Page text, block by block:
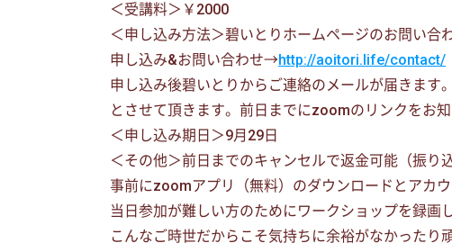
＜受講料＞￥2000
＜申し込み方法＞碧いとりホームページのお問い合
申し込み&お問い合わせ→http://aoitori.life/contact/
申し込み後碧いとりからご連絡のメールが届きます
とさせて頂きます。前日までにzoomのリンクをお知
＜申し込み期日＞9月29日
＜その他＞前日までのキャンセルで返金可能（振り
事前にzoomアプリ（無料）のダウンロードとアカウ
当日参加が難しい方のためにワークショップを録画
こんなご時世だからこそ気持ちに余裕がなかったり